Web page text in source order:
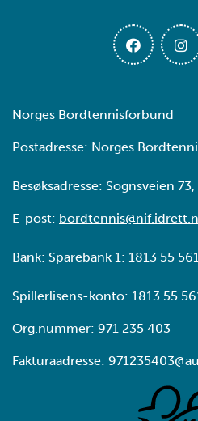
Norges Bordtennisforbund
Postadresse: Norges
Besøksadresse: Sognsveien
E-post:
Bank: Sparebank 1: 1813 55
Spillerlisens-konto: 1813 55
Org.nummer: 971 235 403
Fakturaadresse: